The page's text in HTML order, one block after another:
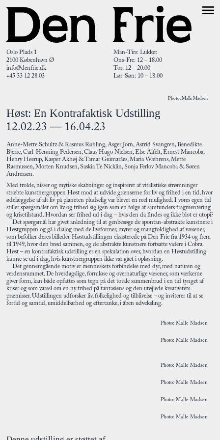
Oslo Plads 1
2100 København Ø
info@denfrie.dk
+45 33 12 28 03
Man-Tirs: Lukket
Ons-Fre: 12 – 18.00
Tor: 12 – 20.00
Lør-Søn: 10 – 18.00
Photo: Malle Madsen
Høst: En Kontrafaktisk Udstilling
12.02.23 — 16.04.23
Anne-Mette Schultz & Rasmus Røhling, Asger Jorn, Astrid Svangren, Benedikte
Bjerre, Carl-Henning Pedersen, Claus Hugo Nielsen, Else Alfelt, Ernest Mancoba,
Henry Heerup, Kasper Akhøj & Tamar Guimarães, Maria Wæhrens, Mette
Rasmussen, Morten Knudsen, Saskia Te Nicklin, Sonja Ferlov Mancoba & Søren
Andreasen.
Med trolde, nisser og mytiske skabninger og inspireret af vitalistiske strømninger
stræbte kunstnergruppen Høst mod at udvide grænserne for liv og frihed i en tid, hvor
ødelæggelse af alt liv på planeten pludselig var blevet en reel mulighed. I vores egen tid
stiller spørgsmålet om liv og frihed sig igen som en følge af samfundets fragmentering
og krisetilstand. Hvordan ser frihed ud i dag – hvis den da findes og ikke blot er utopi?
Det spørgsmål har givet anledning til at genbesøge de spontan-abstrakte kunstnere i
Høstgruppen og gå i dialog med de livsformer, myter og mangfoldighed af væsener,
som befolker deres billeder. Høstudstillingen eksisterede på Den Frie fra 1934 og frem
til 1949, hvor den brød sammen, og de abstrakte kunstnere fortsatte videre i Cobra.
Høst – en kontrafaktisk udstilling er en spekulation over, hvordan en Høstudstilling
kunne se ud i dag, hvis kunstnergruppen ikke var gået i opløsning.
Det gennemgående motiv er menneskets forbindelse med dyr, med naturen og
verdensrummet. De hverdagslige, formløse og overnaturlige væsener, som værkerne
giver form, kan både opfattes som tegn på det totale sammenbrud i en tid tynget af
kriser og som varsel om en ny frihed på fantasiens og den utøjlede kreativitets
præmisser. Udstillingen udforsker liv, folkelighed og tilblivelse – og inviterer til at se
fortid og samtid, umiddelbarhed og eftertanke, i åben udveksling.
Photo: Malle Madsen
Photo: Malle Madsen
Photo: Malle Madsen
Photo: Malle Madsen
Photo: Malle Madsen
Photo: Malle Madsen